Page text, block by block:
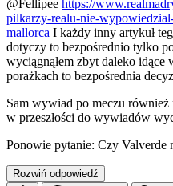
@Fellipee https://
pilkarzy-realu-nie-
mallorca I każdy inny artykuł
dotyczy to bezpośrednio tylko
wyciągnąłem zbyt daleko
porażkach to bezpośrednia
Sam wywiad po meczu
w przeszłości do wywiadów
Ponowie pytanie: Czy Valverde
Rozwiń odpowiedź